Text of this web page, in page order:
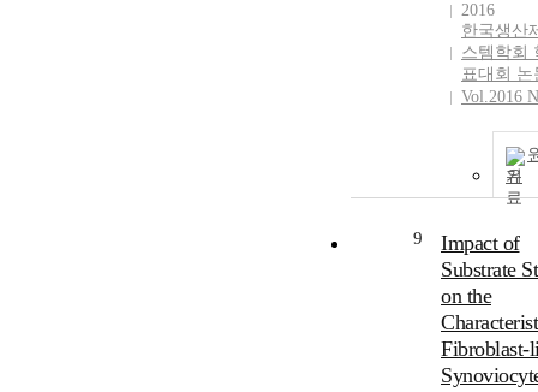
2016
한국생산
스템학회
표대회 논
Vol.2016
기
9
Impact of
Substrate
on the
Fibroblast-